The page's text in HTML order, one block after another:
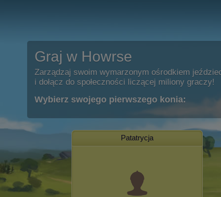
Graj w Howrse
Zarządzaj swoim wymarzonym ośrodkiem
i dołącz do społeczności liczącej miliony graczy!
Wybierz swojego pierwszego konia:
Patatrycja